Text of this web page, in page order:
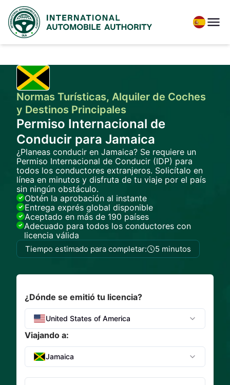
Normas Turísticas, Alquiler de Coches
y Destinos Principales
Permiso Internacional de
Conducir para Jamaica
¿Planeas conducir en Jamaica? Se requiere un
Permiso Internacional de Conducir (IDP) para
todos los conductores extranjeros. Solicítalo en
línea en minutos y disfruta de tu viaje por el país
sin ningún obstáculo.
Obtén la aprobación al instante
Entrega exprés global disponible
Aceptado en más de 190 países
Adecuado para todos los conductores con
licencia válida
Tiempo estimado para completar: 5 minutos
¿Dónde se emitió tu licencia?
United States of America
Viajando a:
Jamaica